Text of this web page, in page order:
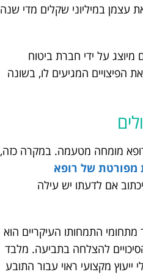
עצמן במיליוני שקלים מדי שנה
על ידי חברת ביטוח
הפיצויים המגיעים לו, בשונה
רופא מומחה מטעמה. במקרה כזה,
מפורטת של רופא
אם לדעתו יש עילה
התמחותו העיקריים הוא
להצלחה בתביעה. מלבד
ייעוץ מקצועי ראוי עבור התובע